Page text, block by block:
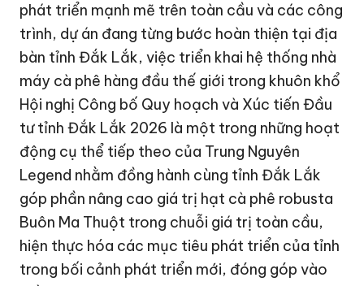
phát triển mạnh mẽ trên toàn cầu và các công
trình, dự án đang từng bước hoàn thiện tại địa
bàn tỉnh Đắk Lắk, việc triển khai hệ thống nhà
máy cà phê hàng đầu thế giới trong khuôn khổ
Hội nghị Công bố Quy hoạch và Xúc tiến Đầu
tư tỉnh Đắk Lắk 2026 là một trong những hoạt
động cụ thể tiếp theo của Trung Nguyên
Legend nhằm đồng hành cùng tỉnh Đắk Lắk
góp phần nâng cao giá trị hạt cà phê robusta
Buôn Ma Thuột trong chuỗi giá trị toàn cầu,
hiện thực hóa các mục tiêu phát triển của tỉnh
trong bối cảnh phát triển mới, đóng góp vào